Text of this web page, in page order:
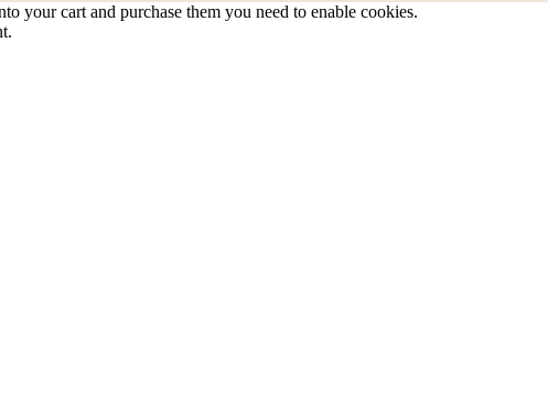
your cart and purchase them you need to enable cookies.